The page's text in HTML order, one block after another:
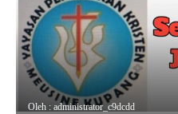
Oleh : administrator_c9dcdd